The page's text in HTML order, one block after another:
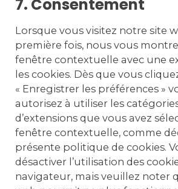
7. Consentement
Lorsque vous visitez notre site
première fois, nous vous
fenêtre contextuelle avec une
les cookies. Dès que vous
« Enregistrer les préférences »
autorisez à utiliser les
d’extensions que vous avez
fenêtre contextuelle, comme
présente politique de cookies.
désactiver l’utilisation des
navigateur, mais veuillez noter